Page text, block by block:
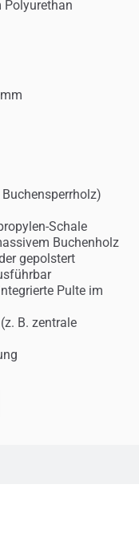
Schale
Buchenholz
gepolstert
Pulte im
B. zentrale